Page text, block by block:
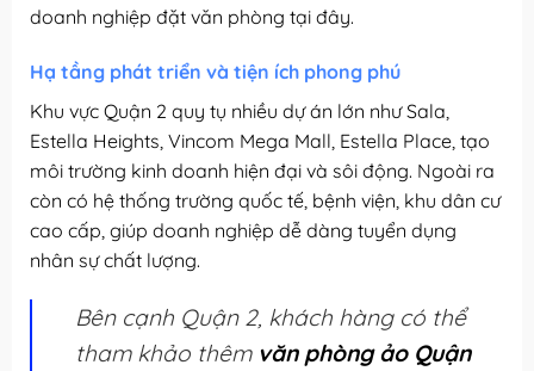
doanh nghiệp đặt văn phòng tại đây.
Hạ tầng phát triển và tiện ích phong phú
Khu vực Quận 2 quy tụ nhiều dự án lớn như Sala,
Estella Heights, Vincom Mega Mall, Estella Place, tạo
môi trường kinh doanh hiện đại và sôi động. Ngoài ra
còn có hệ thống trường quốc tế, bệnh viện, khu dân cư
cao cấp, giúp doanh nghiệp dễ dàng tuyển dụng
nhân sự chất lượng.
Bên cạnh Quận 2, khách hàng có thể
tham khảo thêm văn phòng ảo Quận